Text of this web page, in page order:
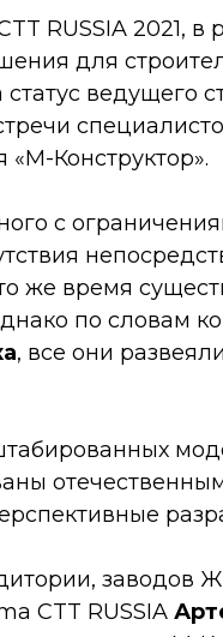
RUSSIA 2021,
для
ведущего
«М-Конструктор».
с
же время
по словам
, все они
заводов
CTT RUSSIA